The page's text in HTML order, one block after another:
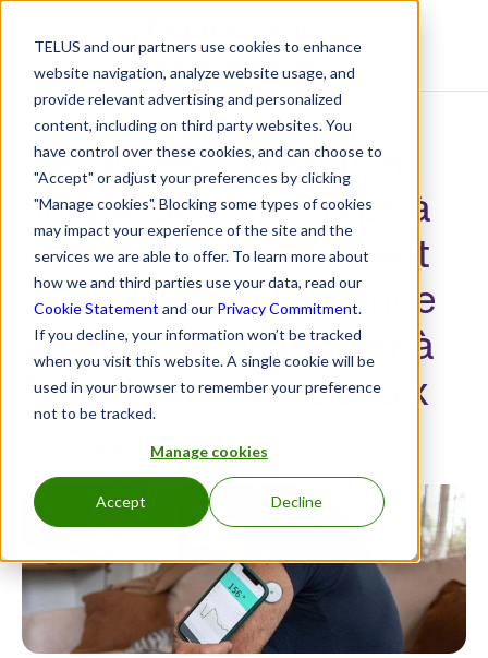
TELUS and our partners use cookies to enhance
website navigation, analyze website usage, and
provide relevant advertising and personalized
content, including on third party websites. You
have control over these cookies, and can choose to
"Accept" or adjust your preferences by clicking
"Manage cookies". Blocking some types of cookies
may impact your experience of the site and the
services we are able to offer. To learn more about
how we and third parties use your data, read our
Cookie Statement and our Privacy Commitment.
If you decline, your information won’t be tracked
when you visit this website. A single cookie will be
used in your browser to remember your preference
not to be tracked.
Manage cookies
Accept Decline
Centre de ressources
Découvrez la réaction
unique de votre corps à
la nourriture : comment
la surveillance continue
du glucose peut aider à
faire de meilleurs choix
17 novembre 2025